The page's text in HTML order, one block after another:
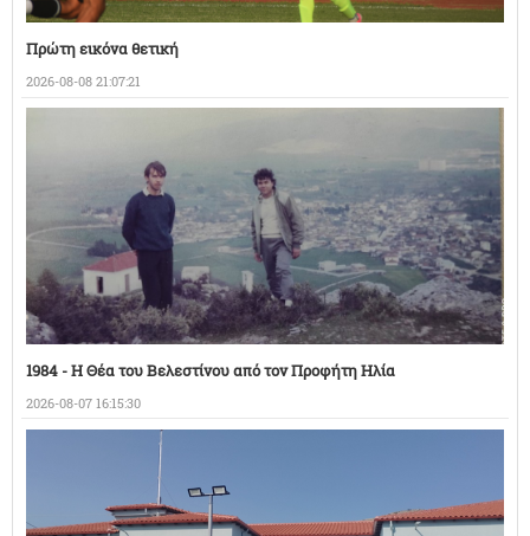
Πρώτη εικόνα θετική
2026-08-08 21:07:21
1984 - Η Θέα του Βελεστίνου από τον Προφήτη Ηλία
2026-08-07 16:15:30